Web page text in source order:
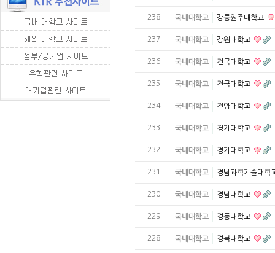
238 국내대학교 강릉원주대학교
237 국내대학교 강원대학교
236 국내대학교 건국대학교
235 국내대학교 건국대학교
234 국내대학교 건양대학교
233 국내대학교 경기대학교
232 국내대학교 경기대학교
231 국내대학교 경남과학기술대학
230 국내대학교 경남대학교
229 국내대학교 경동대학교
228 국내대학교 경북대학교